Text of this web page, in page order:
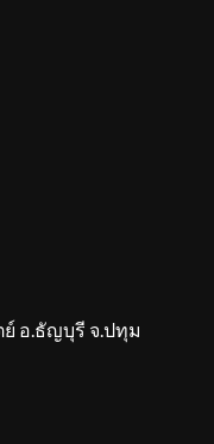
อ.ธัญบุรี จ.ปทุม